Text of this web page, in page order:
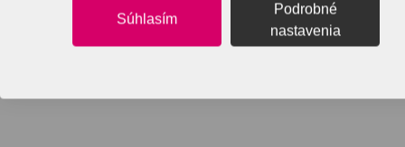
Súhlasím
Podrobné
nastavenia